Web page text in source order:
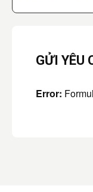
GỬI YÊU
Error: